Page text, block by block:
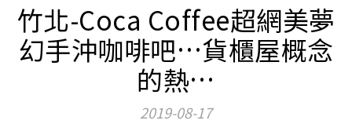
竹北-Coca Coffee超網美夢
幻手沖咖啡吧…貨櫃屋概念
的熱…
2019-08-17